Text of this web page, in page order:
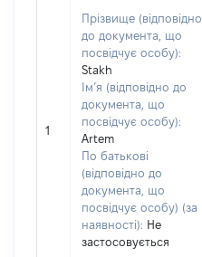
1
Прізвище (відповідно
до документа, що
посвідчує особу):
Stakh
Ім’я (відповідно до
документа, що
посвідчує особу):
Artem
По батькові
(відповідно до
документа, що
посвідчує особу) (за
наявності): Не
застосовується